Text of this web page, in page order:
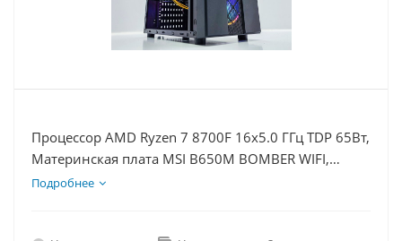
Процессор AMD Ryzen 7 8700F 16x5.0 ГГц TDP 65Вт,
Материнская плата MSI B650M BOMBER WIFI,
Видеокарта RTX 3050 8Гб, Память DDR5 16Gb,
Подробнее